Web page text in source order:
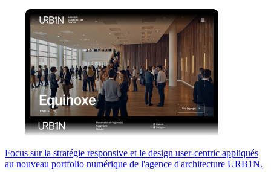
Focus sur la stratégie responsive et le design user-centric appliqués
au nouveau portfolio numérique de l'agence d'architecture URB1N.